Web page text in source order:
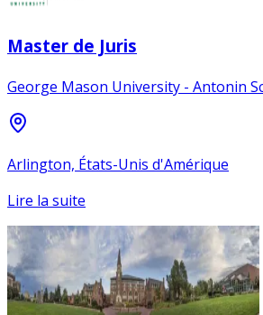
Master de Juris
George Mason University - Antonin
Arlington, États-Unis d'Amérique
Lire la suite